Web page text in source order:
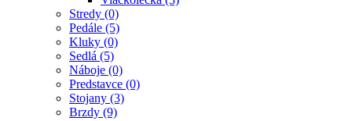
Stredy (0)
Pedále (5)
Kluky (0)
Sedlá (5)
Náboje (0)
Predstavce (0)
Stojany (3)
Brzdy (9)